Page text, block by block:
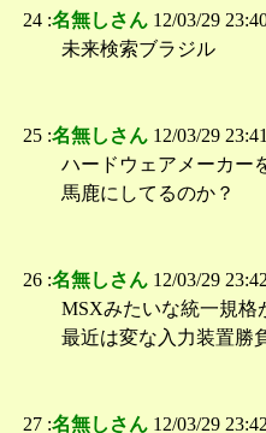
24 :名無しさん 12/03/29
未来検索ブラジル
25 :名無しさん 12/03/29
ハードウェアメーカー
馬鹿にしてるのか？
26 :名無しさん 12/03/29
MSXみたいな統一規格
最近は変な入力装置勝
27 :名無しさん 12/03/29